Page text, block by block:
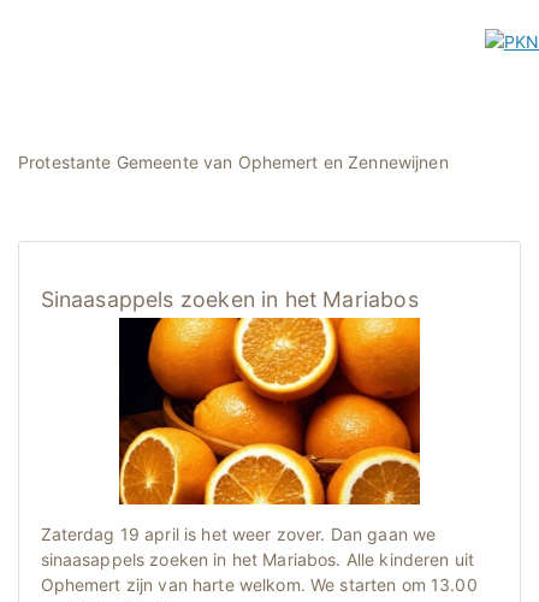
Protestante Gemeente van Ophemert en Zennewijnen
Sinaasappels zoeken in het Mariabos
Zaterdag 19 april is het weer zover. Dan gaan we
sinaasappels zoeken in het Mariabos. Alle kinderen uit
Ophemert zijn van harte welkom. We starten om 13.00